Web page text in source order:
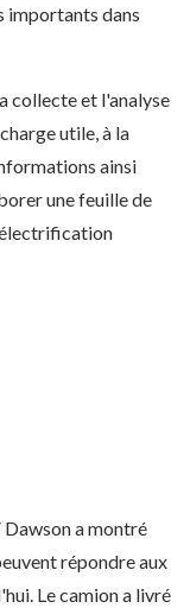
importants dans
collecte et l'analyse
utile, à la
ainsi
une feuille de
a montré
répondre aux
Le camion a livré